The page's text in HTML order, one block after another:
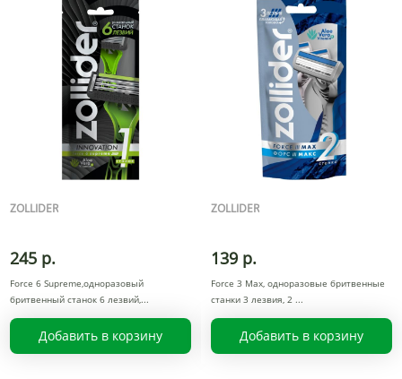
ZOLLIDER
245 р.
Force 6 Supreme,одноразовый
бритвенный станок 6 лезвий,
Добавить в корзину
ZOLLIDER
139 р.
Force 3 Max, одноразовые бритвенные
станки 3 лезвия, 2
Добавить в корзину